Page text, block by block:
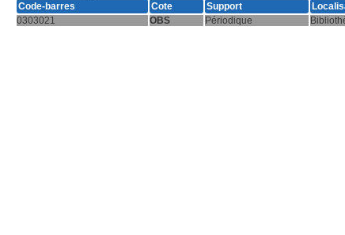
Code-barres Cote Support
0303021
OBS Périodique